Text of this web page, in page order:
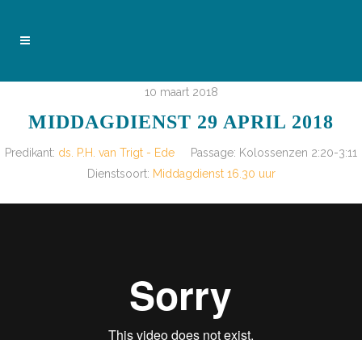
10 maart 2018
MIDDAGDIENST 29 APRIL 2018
Predikant: ds. P.H. van Trigt - Ede Passage: Kolossenzen 2:20-3:11
Dienstsoort: Middagdienst 16.30 uur